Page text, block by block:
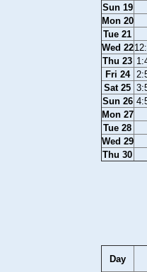
Sun 19
Mon 20
Tue 21
Wed 22
Thu 23
Fri 24
Sat 25
Sun 26
Mon 27
Tue 28
Wed 29
Thu 30
Day